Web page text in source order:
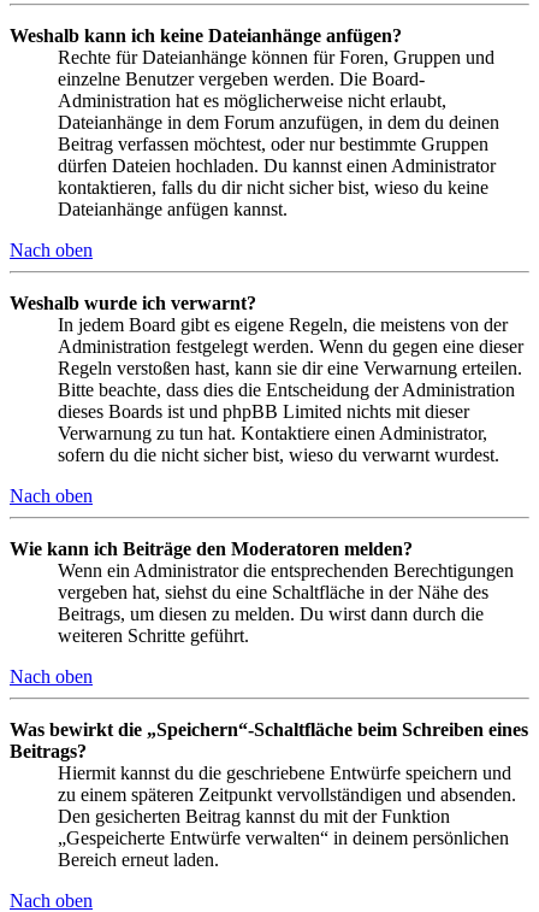
Weshalb kann ich keine Dateianhänge anfügen?
Rechte für Dateianhänge können für Foren, Gruppen und
einzelne Benutzer vergeben werden. Die Board-
Administration hat es möglicherweise nicht erlaubt,
Dateianhänge in dem Forum anzufügen, in dem du deinen
Beitrag verfassen möchtest, oder nur bestimmte Gruppen
dürfen Dateien hochladen. Du kannst einen Administrator
kontaktieren, falls du dir nicht sicher bist, wieso du keine
Dateianhänge anfügen kannst.
Nach oben
Weshalb wurde ich verwarnt?
In jedem Board gibt es eigene Regeln, die meistens von der
Administration festgelegt werden. Wenn du gegen eine dieser
Regeln verstoßen hast, kann sie dir eine Verwarnung erteilen.
Bitte beachte, dass dies die Entscheidung der Administration
dieses Boards ist und phpBB Limited nichts mit dieser
Verwarnung zu tun hat. Kontaktiere einen Administrator,
sofern du die nicht sicher bist, wieso du verwarnt wurdest.
Nach oben
Wie kann ich Beiträge den Moderatoren melden?
Wenn ein Administrator die entsprechenden Berechtigungen
vergeben hat, siehst du eine Schaltfläche in der Nähe des
Beitrags, um diesen zu melden. Du wirst dann durch die
weiteren Schritte geführt.
Nach oben
Was bewirkt die „Speichern“-Schaltfläche beim Schreiben eines
Beitrags?
Hiermit kannst du die geschriebene Entwürfe speichern und
zu einem späteren Zeitpunkt vervollständigen und absenden.
Den gesicherten Beitrag kannst du mit der Funktion
„Gespeicherte Entwürfe verwalten“ in deinem persönlichen
Bereich erneut laden.
Nach oben